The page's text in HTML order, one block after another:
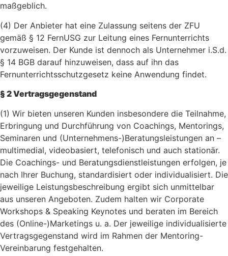
maßgeblich.
(4) Der Anbieter hat eine Zulassung seitens der ZFU
gemäß § 12 FernUSG zur Leitung eines Fernunterrichts
vorzuweisen. Der Kunde ist dennoch als Unternehmer i.S.d.
§ 14 BGB darauf hinzuweisen, dass auf ihn das
Fernunterrichtsschutzgesetz keine Anwendung findet.
§ 2 Vertragsgegenstand
(1) Wir bieten unseren Kunden insbesondere die Teilnahme,
Erbringung und Durchführung von Coachings, Mentorings,
Seminaren und (Unternehmens-)Beratungsleistungen an –
multimedial, videobasiert, telefonisch und auch stationär.
Die Coachings- und Beratungsdienstleistungen erfolgen, je
nach Ihrer Buchung, standardisiert oder individualisiert. Die
jeweilige Leistungsbeschreibung ergibt sich unmittelbar
aus unseren Angeboten. Zudem halten wir Corporate
Workshops & Speaking Keynotes und beraten im Bereich
des (Online-)Marketings u. a. Der jeweilige individualisierte
Vertragsgegenstand wird im Rahmen der Mentoring-
Vereinbarung festgehalten.